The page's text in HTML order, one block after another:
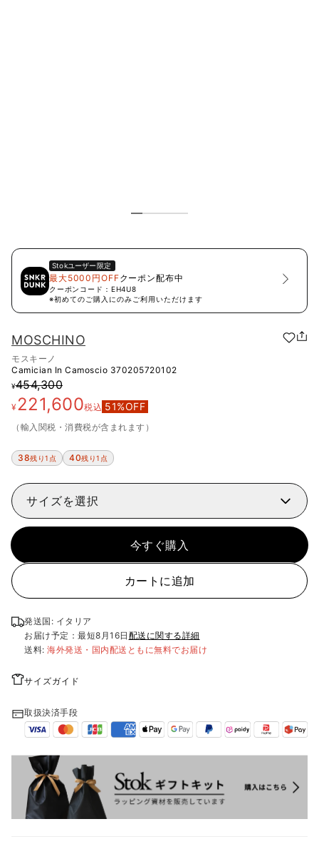
Stokユーザー限定
最大5000円OFFクーポン配布中
クーポンコード： EH4U8
※初めてのご購入にのみご利用いただけます
MOSCHINO
モスキーノ
Camician In Camoscio 370205720102
¥454,300
¥221,600税込 51%OFF
（輸入関税・消費税が含まれます）
38残り1点 40残り1点
サイズを選択
今すぐ購入
カートに追加
発送国: イタリア
お届け予定：最短8月16日 配送に関する詳細
送料: 海外発送・国内配送ともに無料でお届け
サイズガイド
取扱決済手段